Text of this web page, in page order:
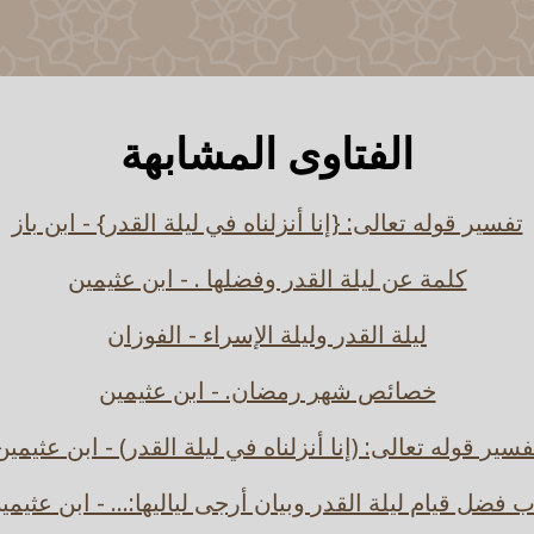
الفتاوى المشابهة
تفسير قوله تعالى: {إنا أنزلناه في ليلة القدر} - ابن باز
كلمة عن ليلة القدر وفضلها . - ابن عثيمين
ليلة القدر وليلة الإسراء - الفوزان
خصائص شهر رمضان. - ابن عثيمين
قوله تعالى: (إنا أنزلناه في ليلة القدر) - ابن
فضل قيام ليلة القدر وبيان أرجى لياليها:... - ابن